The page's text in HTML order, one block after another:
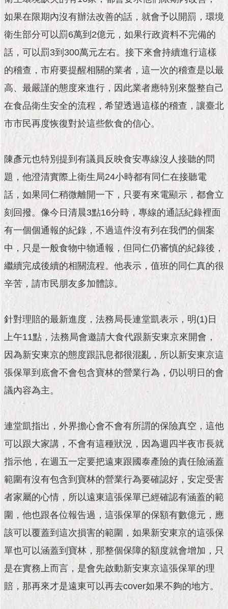
隱
私
權
及
訊
安
全
政
RSS
絡
我
們
情
系
統
1999）
如果在限期內沒有辦法改善的話，就會予以開罰，環境
衛生部分可以罰6萬到2億元，如果行政資料不完備的
話，可以罰3到300萬元左右。接下來會持續進行這樣
的稽查，市府要提醒相關的業者，這一次的稽查是以最
高、最嚴謹的態度來進行，因此業者應特別來盤整自己
在食品衛生安全的流程，希望透過這樣的稽查，讓臺北
市市民再度恢復對於這些飲食的信心。
陳彥元也特別提到有議員反映食安專線沒人接聽的問
題，他澄清實際上衛生局24小時都有同仁在接聽電
話，如果同仁稍微離開一下，只要有來電顯示，都會立
刻回撥。像今日清晨3點16分時，專線的通話紀錄裡面
有一個個通報的紀錄，不過這件沒有列在我們的個案
中，只是一般食物中物通報，但同仁仍審慎的紀錄後，
繼續完成後續的相關流程。他表示，值班的同仁真的很
辛苦，請市民朋友多加體諒。
針對理賠的最新進度，法務局長連堂凱表示，明(1)日
上午11點，法務局會邀請大食代跟新安東京來開會，
因為新安東京的態度跟訊息都很混亂，所以新安東京這
張保單到底會不會包含寶林的營業行為，仍以明日的會
議內容為主。
連堂凱指出，外界擔心會不會有所謂的保險真空，這他
可以跟大家講，不會有這種狀況，因為週四半夜市長就
指示他，在週五一定要把遠東跟國泰產險的責任險涵蓋
範圍有沒有包含到寶林的營業行為要確認好，安定受害
者家屬的心情，所以遠東這張保單已經確認有涵蓋的範
圍，他也跟各位報告過，這張保單的保額有數億元，應
該可以覆蓋到這次損害的範圍，如果新安東京的這張保
單也可以涵蓋到寶林，那整個保障的額度就會增加，只
是在實務上而言，是會先啟動新安東京這張保單的理
賠，那再來才是遠東可以再去cover如果不夠的地方。